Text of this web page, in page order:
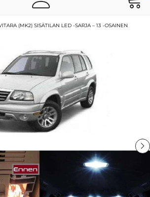
(MK2) SISÄTILAN LED -SARJA – 13 -OSAINEN